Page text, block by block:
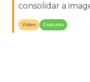
consolidar a
Vídeo Gratuito